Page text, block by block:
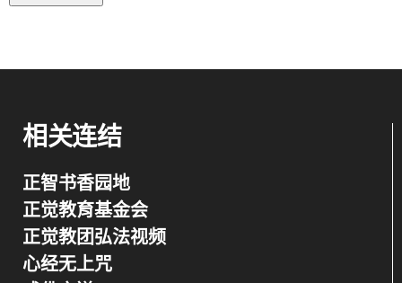
相关连结
正智书香园地
正觉教育基金会
正觉教团弘法视频
心经无上咒